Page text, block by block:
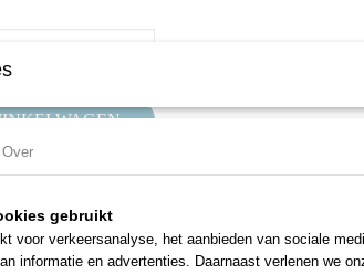
W0950200001
8024986007169
Over
gebruikt
voor verkeersanalyse, het aanbieden van sociale
informatie en advertenties. Daarnaast verlenen we